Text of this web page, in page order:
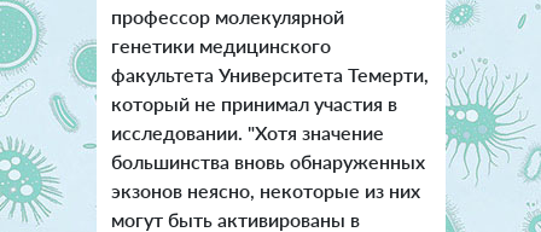
профессор молекулярной
генетики медицинского
факультета Университета Темерти,
который не принимал участия в
исследовании. "Хотя значение
большинства вновь обнаруженных
экзонов неясно, некоторые из них
могут быть активированы в